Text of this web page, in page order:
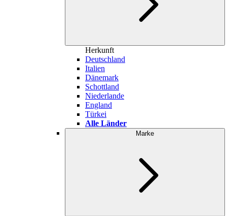
Herkunft
Deutschland
Italien
Dänemark
Schottland
Niederlande
England
Türkei
Alle Länder
Marke